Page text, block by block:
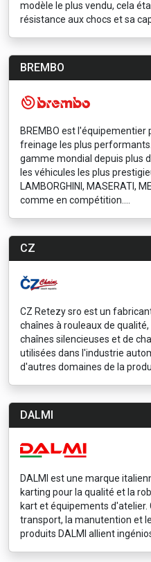
modèle le plus vendu, cela
résistance aux chocs et sa
BREMBO
BREMBO est
freinage les plus
gamme mondial depuis plus
les véhicules les plus
LAMBORGHINI, MASERATI,
comme en compétition....
CZ
CZ Retezy sro est un
chaînes à rouleaux de
chaînes silencieuses et de
utilisées dans l'industrie
d'autres domaines de la
DALMI
DALMI est une marque
karting pour la qualité et la
kart et équipements d'atelier.
transport, la manutention et
produits DALMI allient